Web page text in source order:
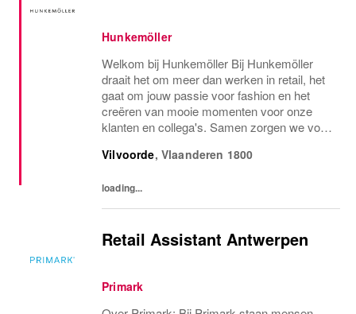
Hunkemöller
Welkom bij Hunkemöller Bij Hunkemöller
draait het om meer dan werken in retail, het
gaat om jouw passie voor fashion en het
creëren van mooie momenten voor onze
klanten en collega's. Samen zorgen we voor
iedereen zich welkom voelt en successen
Vilvoorde, Vlaanderen 1800
loading...
Retail Assistant Antwerpen
Primark